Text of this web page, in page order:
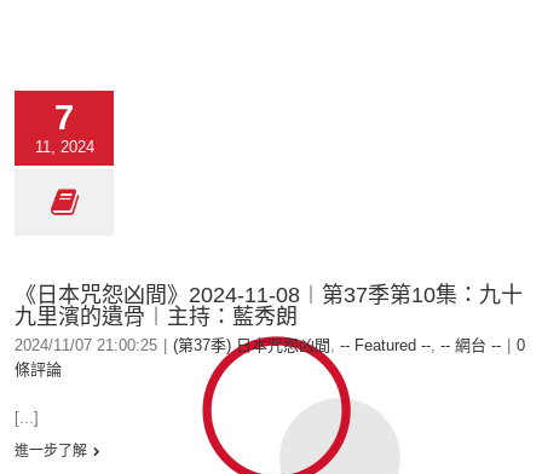
7
11, 2024
《日本咒怨凶間》2024-11-08︱第37季第10集：九十
九里濱的遺骨︱主持：藍秀朗
2024/11/07 21:00:25 (第37季) 日本咒怨凶間 , -- Featured --, -- 網台 --
0
條評論
[...]
進一步了解